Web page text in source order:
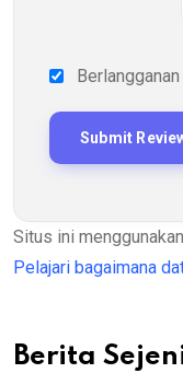
Situs ini
Pelajari bagaimana
Berita